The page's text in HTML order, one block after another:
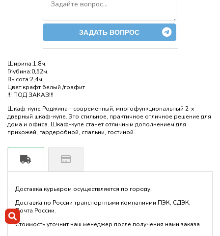
ЗАДАТЬ ВОПРОС
Ширина:1,8м.
Глубина:0,52м.
Высота:2,4м.
Цвет:крафт белый /графит
!!! ПОД ЗАКАЗ!!!
Шкаф-купе Роджина - современный, многофункциональный 2-х
дверный шкаф-купе. Это стильное, практичное отличное решение для
дома и офиса. Шкаф-купе станет отличным дополнением для
прихожей, гардеробной, спальни, гостиной.
Доставка курьером осуществляется по городу.
Доставка по России транспортными компаниями ПЭК, СДЭК,
Почта России.
Стоимость уточнит наш менеджер после получения нами заказа.